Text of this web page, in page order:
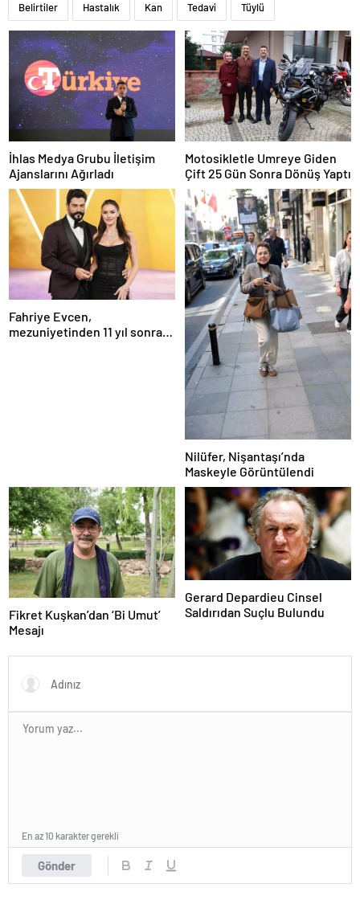
Belirtiler Hastalık Kan Tedavi Tüylü
İhlas Medya Grubu İletişim
Ajanslarını Ağırladı
Motosikletle Umreye Giden
Çift 25 Gün Sonra Dönüş Yaptı
Fahriye Evcen,
mezuniyetinden 11 yıl sonra
Nilüfer, Nişantaşı’nda
Maskeyle Görüntülendi
Fikret Kuşkan’dan ‘Bi Umut’
Mesajı
Gerard Depardieu Cinsel
Saldırıdan Suçlu Bulundu
Gönder
En az 10 karakter gerekli